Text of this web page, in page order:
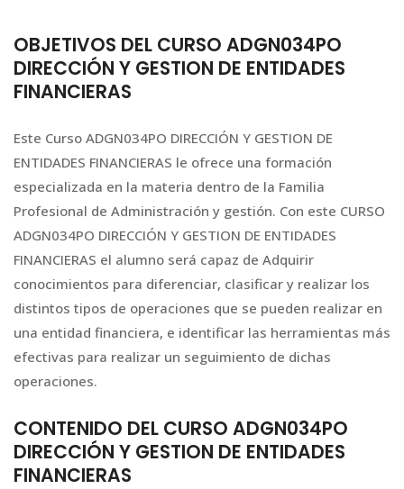
OBJETIVOS DEL CURSO ADGN034PO
DIRECCIÓN Y GESTION DE ENTIDADES
FINANCIERAS
Este Curso ADGN034PO DIRECCIÓN Y GESTION DE
ENTIDADES FINANCIERAS le ofrece una formación
especializada en la materia dentro de la Familia
Profesional de Administración y gestión. Con este CURSO
ADGN034PO DIRECCIÓN Y GESTION DE ENTIDADES
FINANCIERAS el alumno será capaz de Adquirir
conocimientos para diferenciar, clasificar y realizar los
distintos tipos de operaciones que se pueden realizar en
una entidad financiera, e identificar las herramientas más
efectivas para realizar un seguimiento de dichas
operaciones.
CONTENIDO DEL CURSO ADGN034PO
DIRECCIÓN Y GESTION DE ENTIDADES
FINANCIERAS